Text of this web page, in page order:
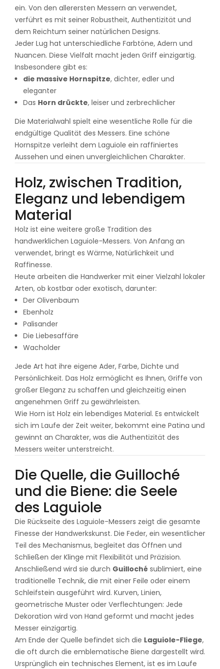
ein. Von den allerersten Messern an verwendet,
verführt es mit seiner Robustheit, Authentizität und
dem Reichtum seiner natürlichen Designs.
Jeder Lug hat unterschiedliche Farbtöne, Adern und
Nuancen. Diese Vielfalt macht jeden Griff einzigartig.
Insbesondere gibt es:
die massive Hornspitze, dichter, edler und
eleganter
Das Horn drückte, leiser und zerbrechlicher
Die Materialwahl spielt eine wesentliche Rolle für die
endgültige Qualität des Messers. Eine schöne
Hornspitze verleiht dem Laguiole ein raffiniertes
Aussehen und einen unvergleichlichen Charakter.
Holz, zwischen Tradition,
Eleganz und lebendigem
Material
Holz ist eine weitere große Tradition des
handwerklichen Laguiole-Messers. Von Anfang an
verwendet, bringt es Wärme, Natürlichkeit und
Raffinesse.
Heute arbeiten die Handwerker mit einer Vielzahl lokaler
Arten, ob kostbar oder exotisch, darunter:
Der Olivenbaum
Ebenholz
Palisander
Die Liebesaffäre
Wacholder
Jede Art hat ihre eigene Ader, Farbe, Dichte und
Persönlichkeit. Das Holz ermöglicht es Ihnen, Griffe von
großer Eleganz zu schaffen und gleichzeitig einen
angenehmen Griff zu gewährleisten.
Wie Horn ist Holz ein lebendiges Material. Es entwickelt
sich im Laufe der Zeit weiter, bekommt eine Patina und
gewinnt an Charakter, was die Authentizität des
Messers weiter unterstreicht.
Die Quelle, die Guilloché
und die Biene: die Seele
des Laguiole
Die Rückseite des Laguiole-Messers zeigt die gesamte
Finesse der Handwerkskunst. Die Feder, ein wesentlicher
Teil des Mechanismus, begleitet das Öffnen und
Schließen der Klinge mit Flexibilität und Präzision.
Anschließend wird sie durch Guilloché sublimiert, eine
traditionelle Technik, die mit einer Feile oder einem
Schleifstein ausgeführt wird. Kurven, Linien,
geometrische Muster oder Verflechtungen: Jede
Dekoration wird von Hand geformt und macht jedes
Messer einzigartig.
Am Ende der Quelle befindet sich die Laguiole-Fliege,
die oft durch die emblematische Biene dargestellt wird.
Ursprünglich ein technisches Element, ist es im Laufe